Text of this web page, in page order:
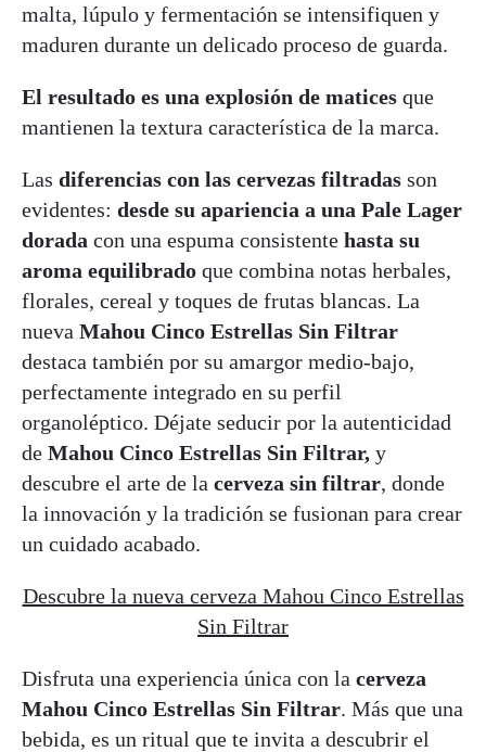
malta, lúpulo y fermentación se intensifiquen y
maduren durante un delicado proceso de guarda.
El resultado es una explosión de matices que
mantienen la textura característica de la marca.
Las diferencias con las cervezas filtradas son
evidentes: desde su apariencia a una Pale Lager
dorada con una espuma consistente hasta su
aroma equilibrado que combina notas herbales,
florales, cereal y toques de frutas blancas. La
nueva Mahou Cinco Estrellas Sin Filtrar
destaca también por su amargor medio-bajo,
perfectamente integrado en su perfil
organoléptico. Déjate seducir por la autenticidad
de Mahou Cinco Estrellas Sin Filtrar, y
descubre el arte de la cerveza sin filtrar, donde
la innovación y la tradición se fusionan para crear
un cuidado acabado.
Descubre la nueva cerveza Mahou Cinco Estrellas
Sin Filtrar
Disfruta una experiencia única con la cerveza
Mahou Cinco Estrellas Sin Filtrar. Más que una
bebida, es un ritual que te invita a descubrir el